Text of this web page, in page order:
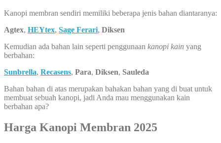
Kanopi membran sendiri memiliki beberapa jenis bahan diantaranya:
Agtex, HEYtex, Sage Ferari, Diksen
Kemudian ada bahan lain seperti penggunaan kanopi kain yang
berbahan:
Sunbrella, Recasens, Para, Diksen, Sauleda
Bahan bahan di atas merupakan bahakan bahan yang di buat untuk
membuat sebuah kanopi, jadi Anda mau menggunakan kain
berbahan apa?
Harga Kanopi Membran 2025